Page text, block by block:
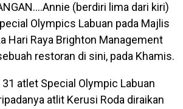
(berdiri lima dari kiri)
Olympics Labuan pada Majlis
Hari Raya Brighton Management
restoran di sini, pada Khamis.
31 atlet Special Olympic Labuan
atlit Kerusi Roda diraikan